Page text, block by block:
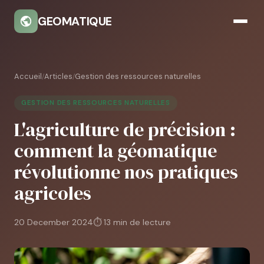
GEOMATIQUE
Accueil/Articles/Gestion des ressources naturelles
GESTION DES RESSOURCES NATURELLES
L'agriculture de précision :
comment la géomatique
révolutionne nos pratiques
agricoles
20 December 2024⏱ 13 min de lecture